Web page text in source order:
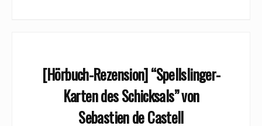
[Hörbuch-Rezension] “Spellslinger-
Karten des Schicksals” von
Sebastien de Castell